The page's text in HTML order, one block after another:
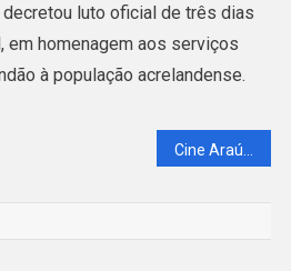
luto oficial de três dias
em homenagem aos serviços
à população acrelandense.